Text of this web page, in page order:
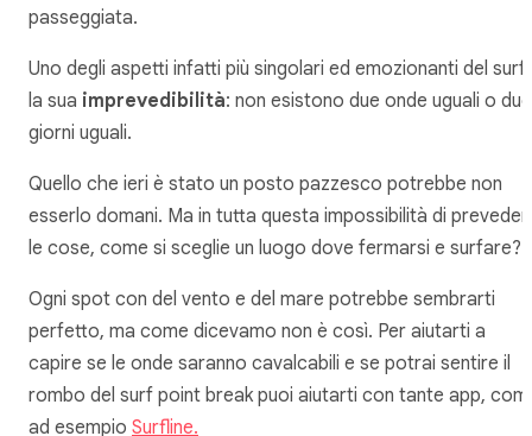
passeggiata.
Uno degli aspetti infatti più singolari ed emozionanti del surf
la sua imprevedibilità: non esistono due onde uguali o due
giorni uguali.
Quello che ieri è stato un posto pazzesco potrebbe non
esserlo domani. Ma in tutta questa impossibilità di
le cose, come si sceglie un luogo dove fermarsi e surfare?
Ogni spot con del vento e del mare potrebbe sembrarti
perfetto, ma come dicevamo non è così. Per aiutarti a
capire se le onde saranno cavalcabili e se potrai sentire il
rombo del surf point break puoi aiutarti con tante app,
ad esempio Surfline.